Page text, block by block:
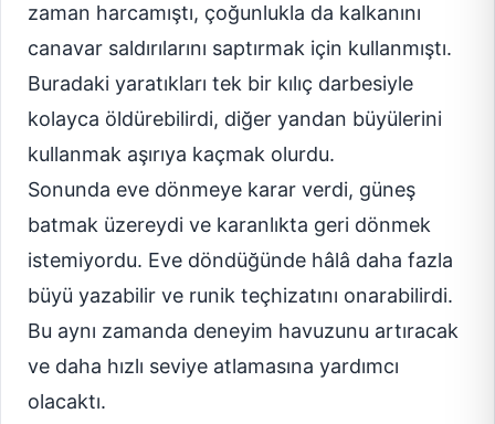
zaman harcamıştı, çoğunlukla da kalkanını
canavar saldırılarını saptırmak için kullanmıştı.
Buradaki yaratıkları tek bir kılıç darbesiyle
kolayca öldürebilirdi, diğer yandan büyülerini
kullanmak aşırıya kaçmak olurdu.
Sonunda eve dönmeye karar verdi, güneş
batmak üzereydi ve karanlıkta geri dönmek
istemiyordu. Eve döndüğünde hâlâ daha fazla
büyü yazabilir ve runik teçhizatını onarabilirdi.
Bu aynı zamanda deneyim havuzunu artıracak
ve daha hızlı seviye atlamasına yardımcı
olacaktı.